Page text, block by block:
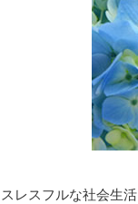
スレスフルな社会生